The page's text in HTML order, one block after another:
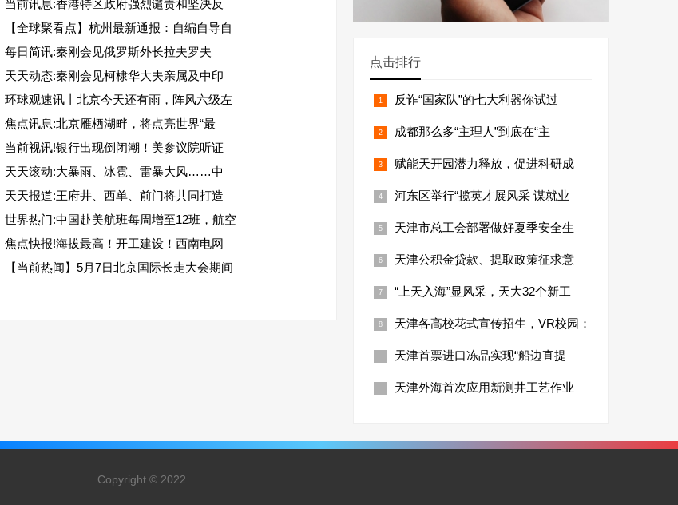
当前讯息:香港特区政府强烈谴责和坚决反
【全球聚看点】杭州最新通报：自编自导自
每日简讯:秦刚会见俄罗斯外长拉夫罗夫
天天动态:秦刚会见柯棣华大夫亲属及中印
环球观速讯丨北京今天还有雨，阵风六级左
焦点讯息:北京雁栖湖畔，将点亮世界“最
当前视讯!银行出现倒闭潮！美参议院听证
天天滚动:大暴雨、冰雹、雷暴大风……中
天天报道:王府井、西单、前门将共同打造
世界热门:中国赴美航班每周增至12班，航空
焦点快报!海拔最高！开工建设！西南电网
【当前热闻】5月7日北京国际长走大会期间
点击排行
反诈“国家队”的七大利器你试过
成都那么多“主理人”到底在“主
赋能天开园潜力释放，促进科研成
河东区举行“揽英才展风采 谋就业
天津市总工会部署做好夏季安全生
天津公积金贷款、提取政策征求意
“上天入海”显风采，天大32个新工
天津各高校花式宣传招生，VR校园：
天津首票进口冻品实现“船边直提
天津外海首次应用新测井工艺作业
Copyright © 2022